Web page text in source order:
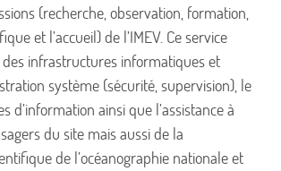
(recherche, observation, formation,
et l’accueil) de l’IMEV. Ce service
infrastructures informatiques et
système (sécurité, supervision), le
d’information ainsi que l’assistance à
du site mais aussi de la
de l’océanographie nationale et